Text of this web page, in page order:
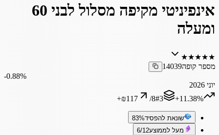
אינפיניטי מקיפה מסלול לבני 60
ומעלה
★
★
★
★
★
מספר קופה14039
‎-0.88%
יוני 2026
‎+11.38%
#3
/8
+₪117
שונאת להפסיד83%
מעל לממוצע6/12